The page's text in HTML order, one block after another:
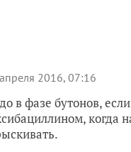
2016, 07:16
фазе бутонов,
когда